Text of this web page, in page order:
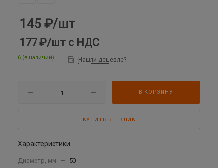
145 ₽/шт
177 ₽/шт с НДС
6 (в наличии) Нашли дешевле?
В КОРЗИНУ
КУПИТЬ В 1 КЛИК
Характеристики
Диаметр, мм —
50